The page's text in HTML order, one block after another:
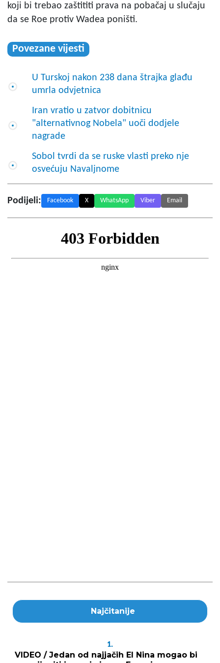
koji bi trebao zaštititi prava na pobačaj u slučaju
da se Roe protiv Wadea poništi.
Povezane vijesti
U Turskoj nakon 238 dana štrajka glađu
umrla odvjetnica
Iran vratio u zatvor dobitnicu
"alternativnog Nobela" uoči dodjele
nagrade
Sobol tvrdi da se ruske vlasti preko nje
osvećuju Navaljnome
Podijeli: Facebook X WhatsApp Viber Email
Najčitanije
1.
VIDEO / Jedan od najjačih El Nina mogao bi